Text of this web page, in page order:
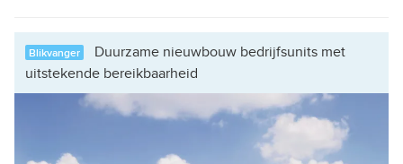
Blikvanger
Duurzame nieuwbouw bedrijfsunits met
uitstekende bereikbaarheid